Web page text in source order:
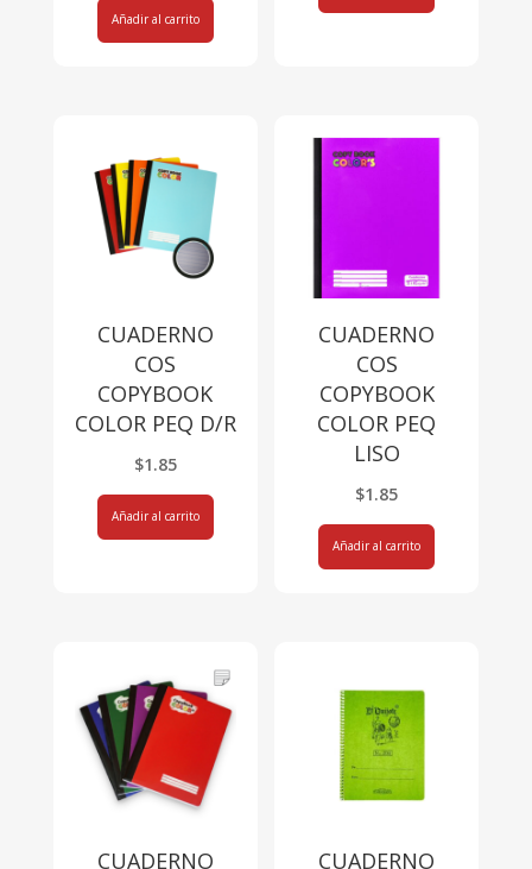
Añadir al carrito
CUADERNO
COS
COPYBOOK
COLOR PEQ D/R
$1.85
Añadir al carrito
CUADERNO
COS
COPYBOOK
COLOR PEQ
LISO
$1.85
Añadir al carrito
CUADERNO
CUADERNO